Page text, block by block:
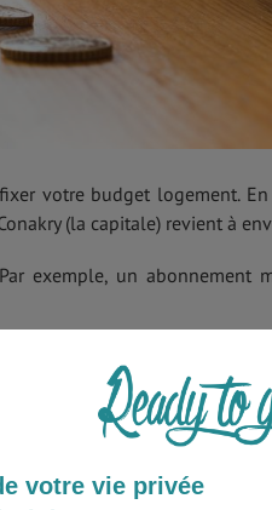
votre budget logement.
(la capitale) revient à
exemple, un abonnement
juillet 2020, le taux est
votre vie privée